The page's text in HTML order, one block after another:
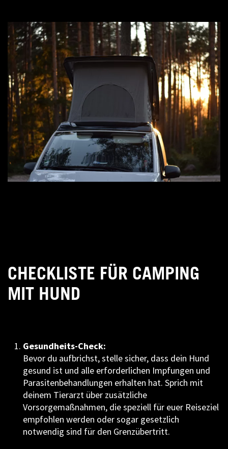
CHECKLISTE FÜR CAMPING
MIT HUND
Gesundheits-Check:
Bevor du aufbrichst, stelle sicher, dass dein Hund
gesund ist und alle erforderlichen Impfungen und
Parasitenbehandlungen erhalten hat. Sprich mit
deinem Tierarzt über zusätzliche
Vorsorgemaßnahmen, die speziell für euer Reiseziel
empfohlen werden oder sogar gesetzlich
notwendig sind für den Grenzübertritt.